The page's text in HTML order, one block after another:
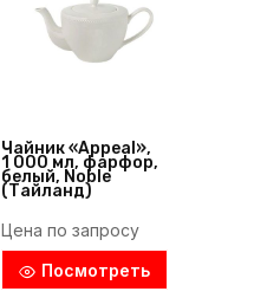
Чайник «Appeal»,
1 000 мл, фарфор,
белый, Noble
(Тайланд)
Цена по запросу
Посмотреть